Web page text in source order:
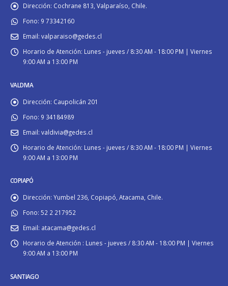
Dirección: Cochrane 813, Valparaíso, Chile.
Fono: 9 73342160
Email: valparaiso@gedes.cl
Horario de Atención: Lunes - jueves / 8:30 AM - 18:00 PM | Viernes
9:00 AM a 13:00 PM
VALDIVIA
Dirección: Caupolicán 201
Fono: 9 34184989
Email: valdivia@gedes.cl
Horario de Atención: Lunes - jueves / 8:30 AM - 18:00 PM | Viernes
9:00 AM a 13:00 PM
COPIAPÓ
Dirección: Yumbel 236, Copiapó, Atacama, Chile.
Fono: 52 2 217952
Email: atacama@gedes.cl
Horario de Atención : Lunes - jueves / 8:30 AM - 18:00 PM | Viernes
9:00 AM a 13:00 PM
SANTIAGO